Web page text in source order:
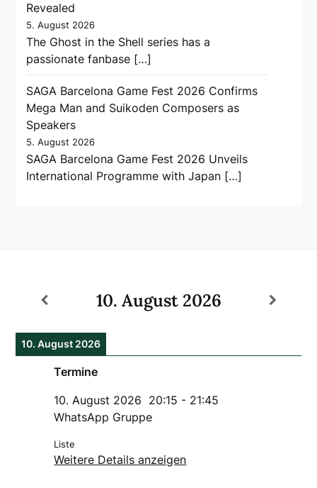
Revealed
5. August 2026
The Ghost in the Shell series has a
passionate fanbase […]
SAGA Barcelona Game Fest 2026 Confirms
Mega Man and Suikoden Composers as
Speakers
5. August 2026
SAGA Barcelona Game Fest 2026 Unveils
International Programme with Japan […]
10. August 2026
10. August 2026
Termine
10. August 2026 20:15 - 21:45
WhatsApp Gruppe
Liste
Weitere Details anzeigen